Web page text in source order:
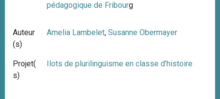
pédagogique de Fribourg
Auteur
(s)
Amelia Lambelet,Susanne Obermayer
Projet(
s)
Ilots de plurilinguisme en classe d’histoire